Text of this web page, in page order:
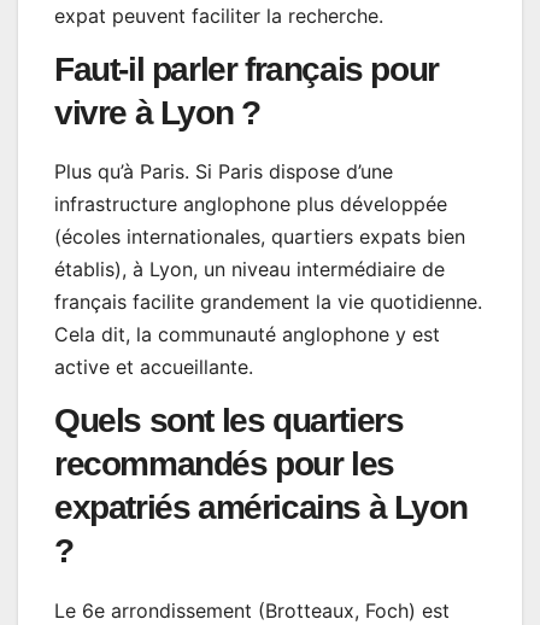
expat peuvent faciliter la recherche.
Faut-il parler français pour
vivre à Lyon ?
Plus qu’à Paris. Si Paris dispose d’une
infrastructure anglophone plus développée
(écoles internationales, quartiers expats bien
établis), à Lyon, un niveau intermédiaire de
français facilite grandement la vie quotidienne.
Cela dit, la communauté anglophone y est
active et accueillante.
Quels sont les quartiers
recommandés pour les
expatriés américains à Lyon
?
Le 6e arrondissement (Brotteaux, Foch) est